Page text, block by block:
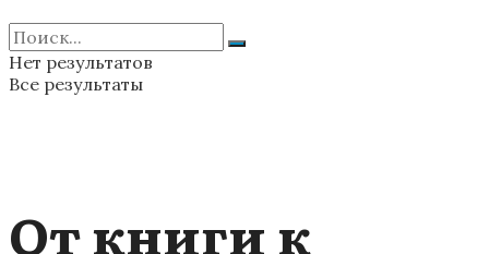
Нет результатов
Все результаты
От книги к